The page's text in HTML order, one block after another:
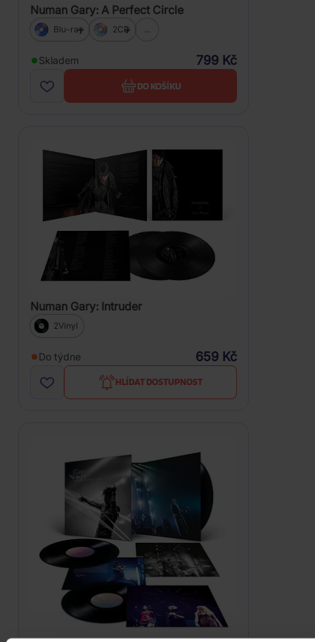
Numan Gary: A Perfect Circle
Blu-ray 2CD ...
Skladem 799 Kč
DO KOŠÍKU
Numan Gary: Intruder
2Vinyl
Do týdne 659 Kč
HLÍDAT DOSTUPNOST